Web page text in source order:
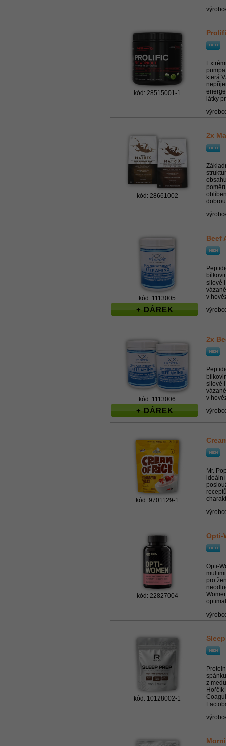
kód: 28515001-1
která
látky
kód: 28661002
2x
kód: 1113005
+ DÁREK
Beef
silové
v
kód: 1113006
+ DÁREK
2x
silové
v
kód: 9701129-1
Mr.
kód: 22827004
Opti-
Opti-
pro
kód: 10128002-1
z